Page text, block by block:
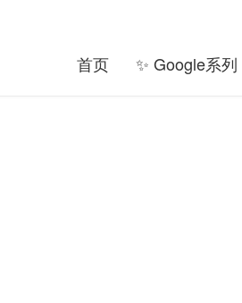
首页 ✨ Google系列